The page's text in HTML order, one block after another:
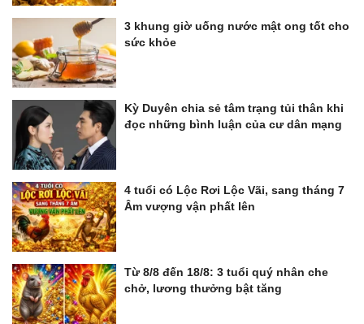
3 khung giờ uống nước mật ong tốt cho
sức khỏe
Kỳ Duyên chia sẻ tâm trạng tủi thân khi
đọc những bình luận của cư dân mạng
4 tuổi có Lộc Rơi Lộc Vãi, sang tháng 7
Âm vượng vận phất lên
Từ 8/8 đến 18/8: 3 tuổi quý nhân che
chở, lương thưởng bật tăng